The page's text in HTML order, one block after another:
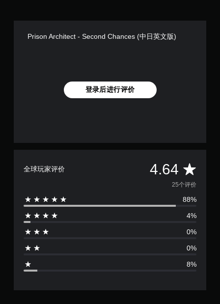
Prison Architect - Second Chances (中日英文版)
登录后进行评价
全球玩家评价 4.64 平
均
评
价
4
25个评价
88%
4%
0%
0%
8%